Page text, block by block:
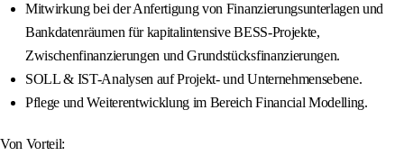
Mitwirkung bei der Anfertigung von Finanzierungsunterlagen und
Bankdatenräumen für kapitalintensive BESS-Projekte,
Zwischenfinanzierungen und Grundstücksfinanzierungen.
SOLL & IST-Analysen auf Projekt- und Unternehmensebene.
Pflege und Weiterentwicklung im Bereich Financial Modelling.
Von Vorteil: